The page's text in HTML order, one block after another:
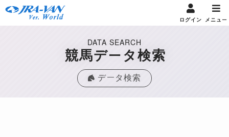
ログイン メニュー
DATA SEARCH
競馬データ検索
データ検索